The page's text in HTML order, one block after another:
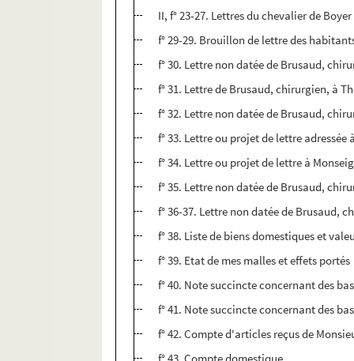
II, f° 23-27. Lettres du chevalier de
f° 29-29. Brouillon de lettre des
f° 30. Lettre non datée de Brusaud,
f° 31. Lettre de Brusaud, chirurgien, à
f° 32. Lettre non datée de Brusaud,
f° 33. Lettre ou projet de lettre adressée
f° 34. Lettre ou projet de lettre à
f° 35. Lettre non datée de Brusaud,
f° 36-37. Lettre non datée de Brusaud,
f° 38. Liste de biens domestiques et
f° 39. Etat de mes malles et effets portés
f° 40. Note succincte concernant des
f° 41. Note succincte concernant des
f° 42. Compte d'articles reçus de